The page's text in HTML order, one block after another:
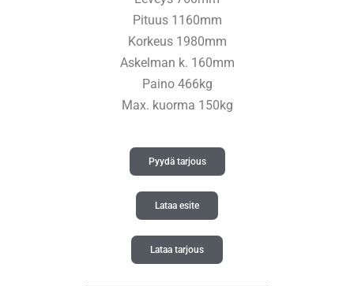
Pituus 1160mm
Korkeus 1980mm
Askelman k. 160mm
Paino 466kg
Max. kuorma 150kg
Pyydä tarjous
Lataa esite
Lataa tarjous